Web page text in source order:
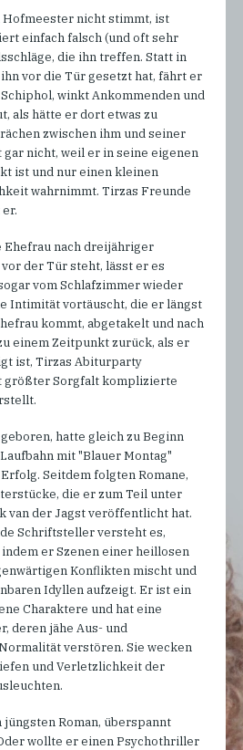
Hofmeester nicht stimmt, ist
einfach falsch (und oft sehr
die ihn treffen. Statt in
vor die Tür gesetzt hat, fährt er
winkt Ankommenden und
als hätte er dort etwas zu
zwischen ihm und seiner
nicht, weil er in seine eigenen
ist und nur einen kleinen
wahrnimmt. Tirzas Freunde
Ehefrau nach dreijähriger
der Tür steht, lässt er es
vom Schlafzimmer wieder
Intimität vortäuscht, die er längst
kommt, abgetakelt und nach
einem Zeitpunkt zurück, als er
ist, Tirzas Abiturparty
größter Sorgfalt komplizierte
hatte gleich zu Beginn
mit "Blauer Montag"
Seitdem folgten Romane,
die er zum Teil unter
van der Jagst veröffentlicht hat.
Schriftsteller versteht es,
er Szenen einer heillosen
Konflikten mischt und
Idyllen aufzeigt. Er ist ein
Charaktere und hat eine
deren jähe Aus- und
verstören. Sie wecken
und Verletzlichkeit der
jüngsten Roman, überspannt
wollte er einen Psychothriller